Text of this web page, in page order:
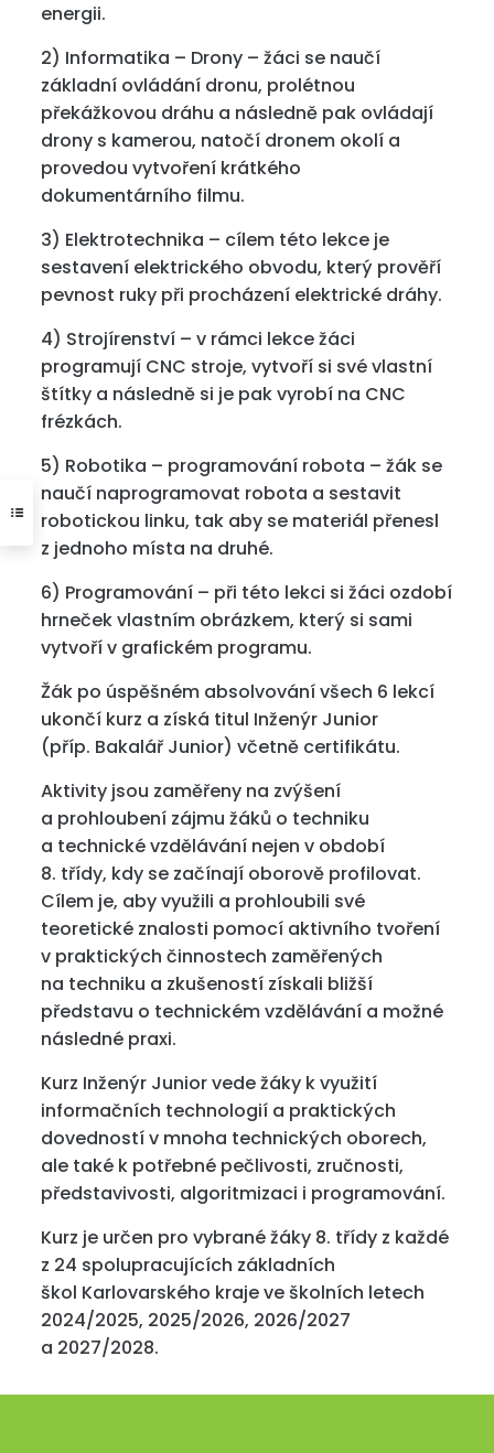
energii.
2) Informatika – Drony – žáci se naučí
základní ovládání dronu, prolétnou
překážkovou dráhu a následně pak ovládají
drony s kamerou, natočí dronem okolí a
provedou vytvoření krátkého
dokumentárního filmu.
3) Elektrotechnika – cílem této lekce je
sestavení elektrického obvodu, který prověří
pevnost ruky při procházení elektrické dráhy.
4) Strojírenství – v rámci lekce žáci
programují CNC stroje, vytvoří si své vlastní
štítky a následně si je pak vyrobí na CNC
frézkách.
5) Robotika – programování robota – žák se
naučí naprogramovat robota a sestavit
robotickou linku, tak aby se materiál přenesl
z jednoho místa na druhé.
6) Programování – při této lekci si žáci ozdobí
hrneček vlastním obrázkem, který si sami
vytvoří v grafickém programu.
Žák po úspěšném absolvování všech 6 lekcí
ukončí kurz a získá titul Inženýr Junior
(příp. Bakalář Junior) včetně certifikátu.
Aktivity jsou zaměřeny na zvýšení
a prohloubení zájmu žáků o techniku
a technické vzdělávání nejen v období
8. třídy, kdy se začínají oborově profilovat.
Cílem je, aby využili a prohloubili své
teoretické znalosti pomocí aktivního tvoření
v praktických činnostech zaměřených
na techniku a zkušeností získali bližší
představu o technickém vzdělávání a možné
následné praxi.
Kurz Inženýr Junior vede žáky k využití
informačních technologií a praktických
dovedností v mnoha technických oborech,
ale také k potřebné pečlivosti, zručnosti,
představivosti, algoritmizaci i programování.
Kurz je určen pro vybrané žáky 8. třídy z každé
z 24 spolupracujících základních
škol Karlovarského kraje ve školních letech
2024/2025, 2025/2026, 2026/2027
a 2027/2028.